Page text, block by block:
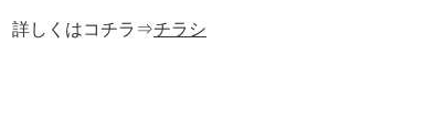
詳しくはコチラ⇒チラシ